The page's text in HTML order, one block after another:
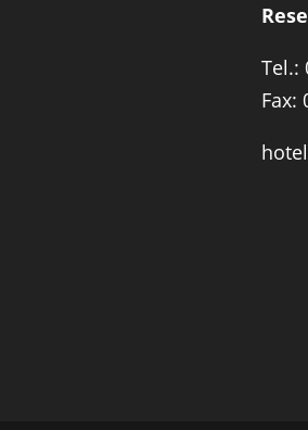
Tel.:
Fax: